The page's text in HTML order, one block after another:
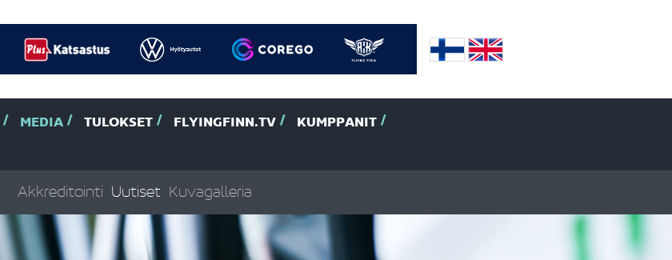
MEDIA TULOKSET FLYINGFINN.TV
KUMPPANIT
Akkreditointi Uutiset Kuvagalleria